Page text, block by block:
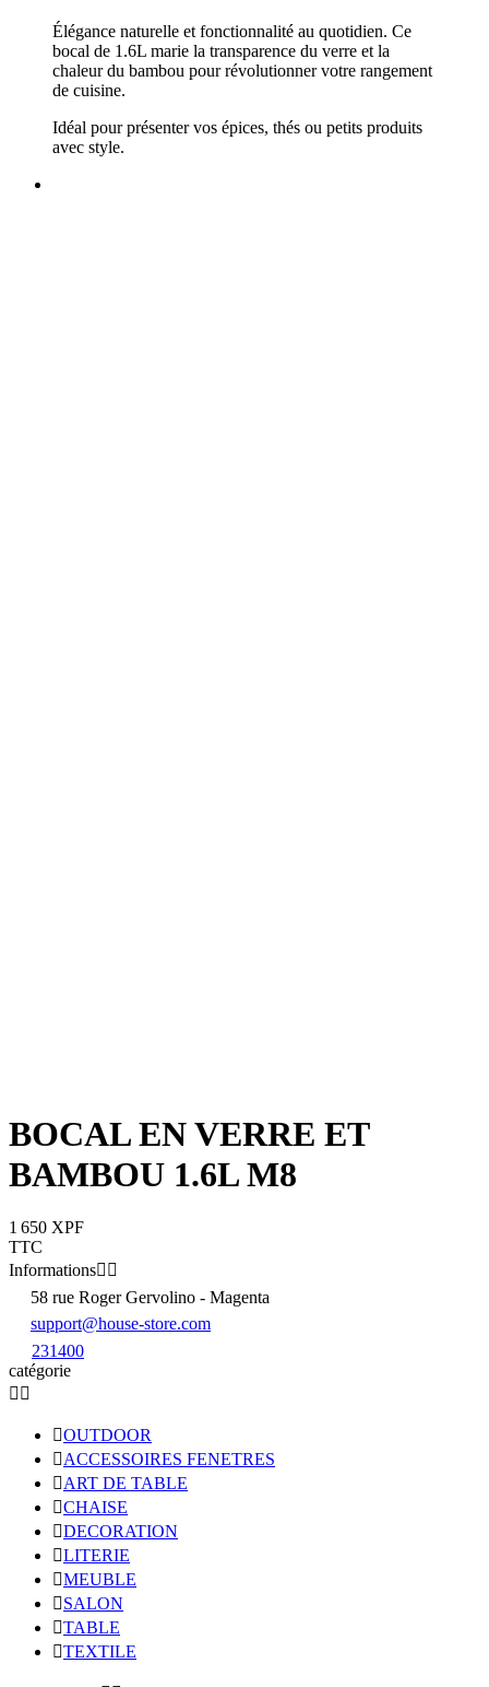
Élégance naturelle et fonctionnalité au quotidien. Ce
bocal de 1.6L marie la transparence du verre et la
chaleur du bambou pour révolutionner votre rangement
de cuisine.
Idéal pour présenter vos épices, thés ou petits produits
avec style.
BOCAL EN VERRE ET
BAMBOU 1.6L M8
1 650 XPF
TTC
Informations 
58 rue Roger Gervolino - Magenta
support@house-store.com
231400
catégorie
 
OUTDOOR
ACCESSOIRES FENETRES
ART DE TABLE
CHAISE
DECORATION
LITERIE
MEUBLE
SALON
TABLE
TEXTILE